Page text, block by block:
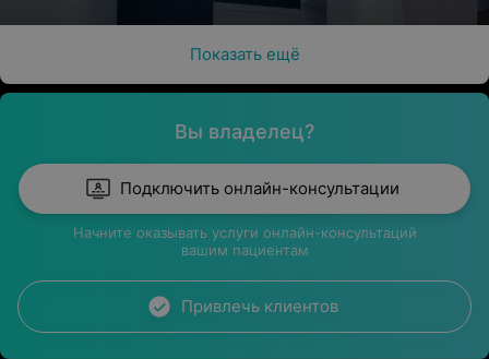
Показать ещё
Вы владелец?
Подключить онлайн-консультации
Начните оказывать услуги онлайн-консультаций
вашим пациентам
Привлечь клиентов